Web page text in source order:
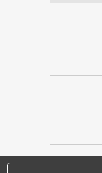
タイ
クロ
本日